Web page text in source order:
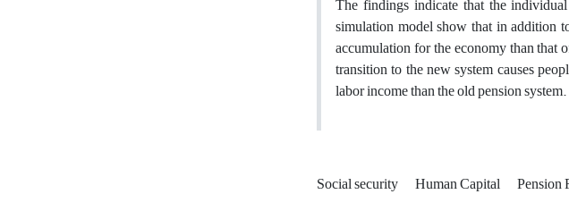
simulation model show that in addition
accumulation for the economy than
transition to the new system causes
labor income than the old pension system.
Social security Human Capital Pension